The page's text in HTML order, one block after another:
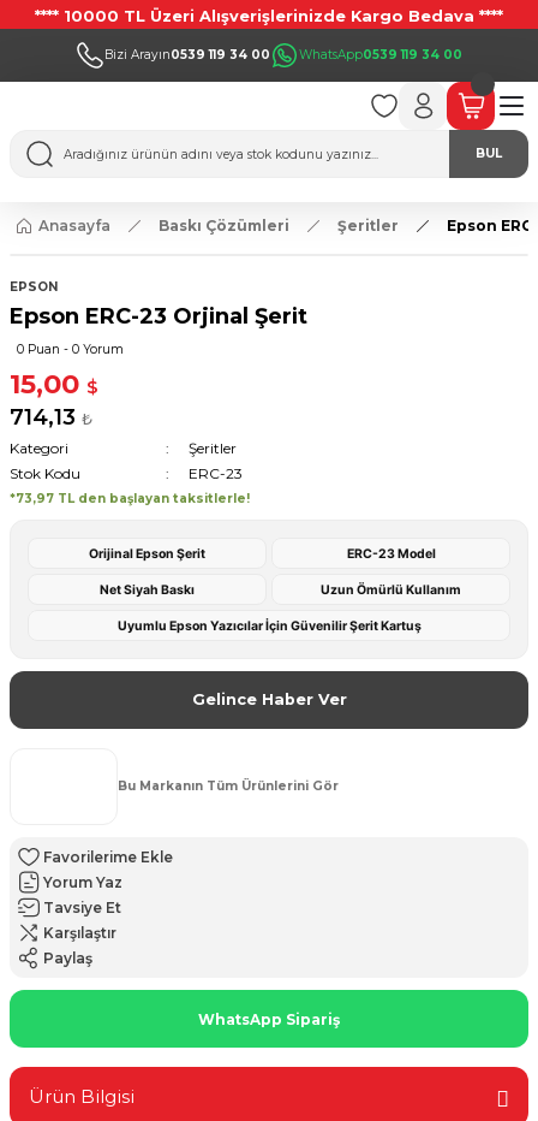
**** 10000 TL Üzeri Alışverişlerinizde Kargo Bedava ****
Bizi Arayın0539 119 34 00 WhatsApp0539 119 34 00
BUL
Anasayfa Baskı Çözümleri Şeritler Epson
EPSON
Epson ERC-23 Orjinal Şerit
0 Puan - 0 Yorum
15,00 $
714,13 ₺
Kategori
Şeritler
Stok Kodu
ERC-23
*73,97 TL den başlayan taksitlerle!
Orijinal Epson Şerit ERC-23 Model
Net Siyah Baskı Uzun Ömürlü Kullanım
Uyumlu Epson Yazıcılar İçin Güvenilir Şerit Kartuş
Gelince Haber Ver
Bu Markanın Tüm Ürünlerini Gör
Yorum Yaz
Tavsiye Et
Karşılaştır
Paylaş
WhatsApp Sipariş
Ürün Bilgisi